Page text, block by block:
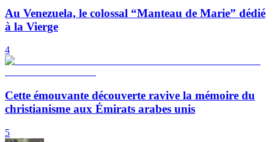
Au Venezuela, le colossal “Manteau de Marie” dédié
à la Vierge
4
Cette émouvante découverte ravive la mémoire du
christianisme aux Émirats arabes unis
5